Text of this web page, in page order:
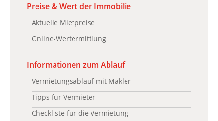
Preise & Wert der Immobilie
Aktuelle Mietpreise
Online-Wertermittlung
Informationen zum Ablauf
Vermietungsablauf mit Makler
Tipps für Vermieter
Checkliste für die Vermietung